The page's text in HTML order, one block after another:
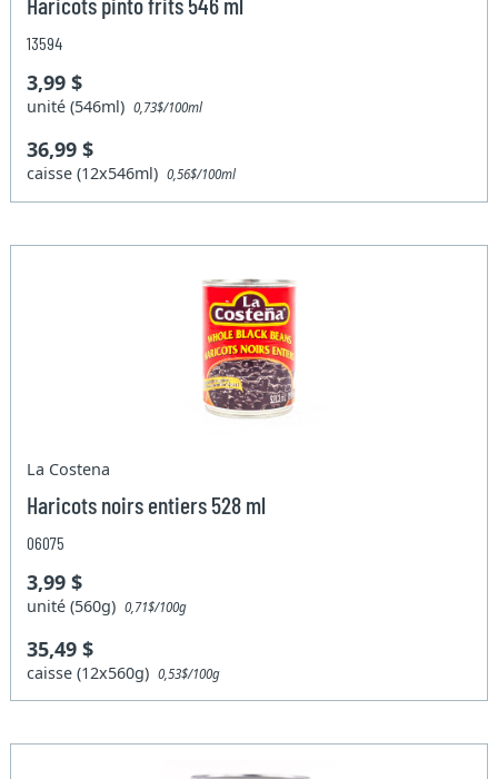
13594
3,99 $
unité (546ml)0,73$/100ml
36,99 $
caisse (12x546ml)0,56$/100ml
La Costena
Haricots noirs entiers 528 ml
06075
3,99 $
unité (560g)0,71$/100g
35,49 $
caisse (12x560g)0,53$/100g